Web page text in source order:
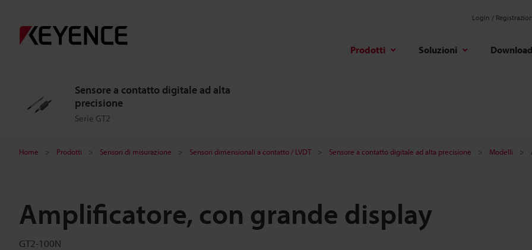
Login /
Prodotti Soluzioni
Sensore a contatto digitale ad alta
precisione
Serie GT2
Home Prodotti Sensori di misurazione Sensori dimensionali a contatto / LVDT Sensore a contatto digitale ad alta precisione Modelli
Amplificatore, con grande display
GT2-100N